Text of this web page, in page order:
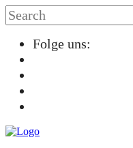
Folge uns: